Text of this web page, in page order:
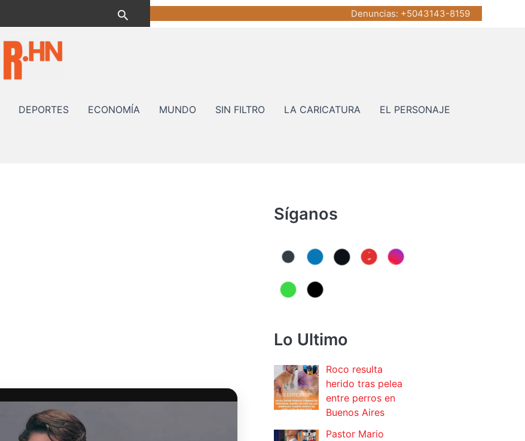
Buscar Denuncias: +5043143-8159
DEPORTES ECONOMÍA MUNDO SIN FILTRO LA CARICATURA EL PERSONAJE
Síganos
Lo Ultimo
Roco resulta
herido tras pelea
entre perros en
Buenos Aires
Pastor Mario